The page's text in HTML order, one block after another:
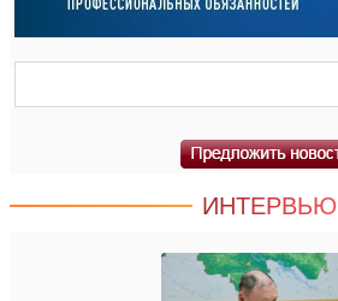
ИНТЕРВЬЮ